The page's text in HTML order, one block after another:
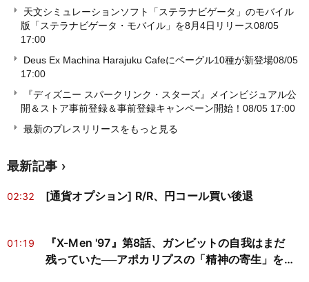
天文シミュレーションソフト「ステラナビゲータ」のモバイル
版「ステラナビゲータ・モバイル」を8月4日リリース08/05
17:00
Deus Ex Machina Harajuku Cafeにベーグル10種が新登場08/05
17:00
『ディズニー スパークリンク・スターズ』メインビジュアル公
開＆ストア事前登録＆事前登録キャンペーン開始！ 08/05 17:00
最新のプレスリリースをもっと見る
最新記事
02:32 [通貨オプション] R/R、円コール買い後退
01:19
『X-Men '97』第8話、ガンビットの自我はまだ
残っていた──アポカリプスの「精神の寄生」を神